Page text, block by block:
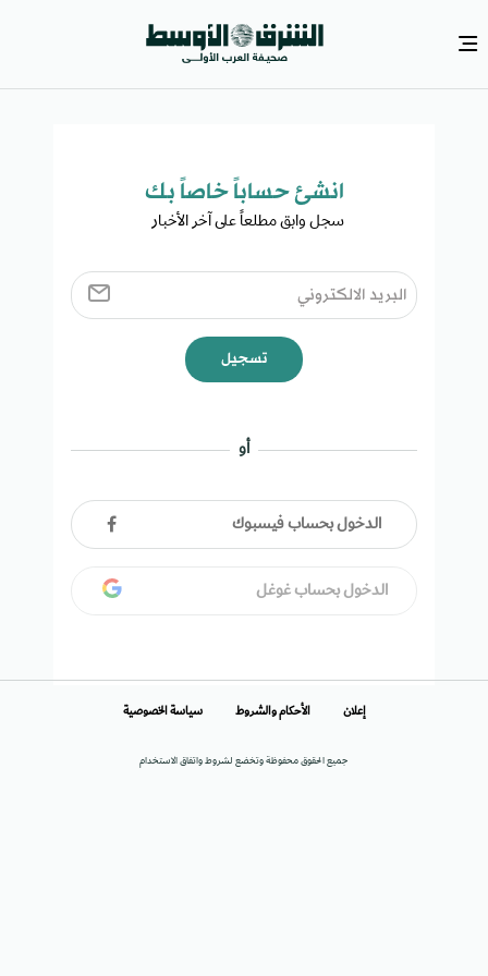
انشئ حساباً خاصاً بك​
سجل وابق مطلعاً على آخر الأخبار ​
تسجيل
أو
الدخول بحساب فيسبوك
الدخول بحساب غوغل
جميع الحقوق محفوظة وتخضع لشروط واتفاق الاستخدام
إعلان الأحكام والشروط سياسة الخصوصية